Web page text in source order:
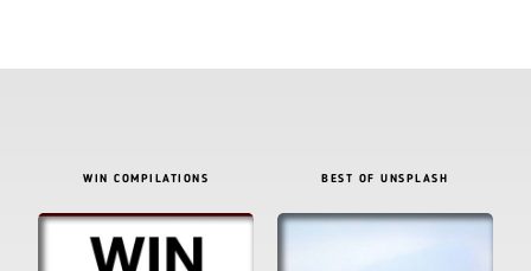
WIN COMPILATIONS BEST OF UNSPLASH